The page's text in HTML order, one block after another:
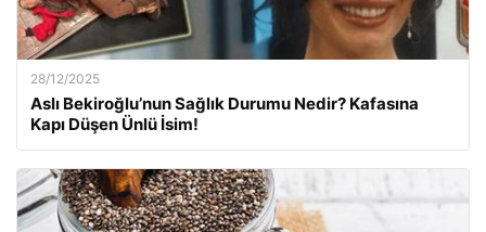
28/12/2025
Aslı Bekiroğlu’nun Sağlık Durumu Nedir? Kafasına
Kapı Düşen Ünlü İsim!